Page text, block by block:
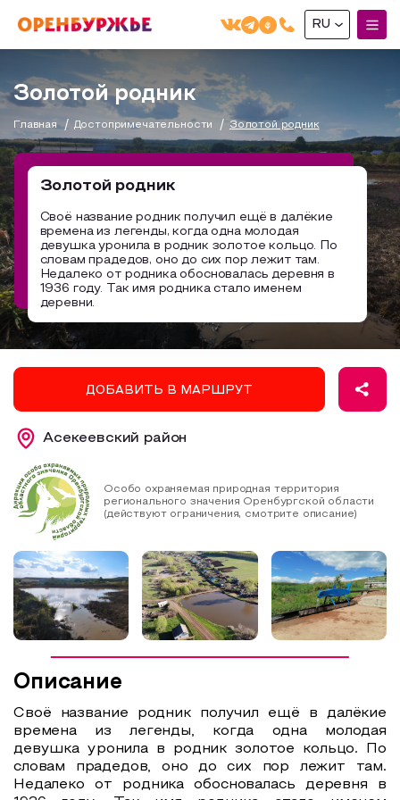
О РЕГИОНЕ
О регионе
Бузулук и Бузулукский район
Соль-Илецкий район
Саракташский район
МОЙ МАРШРУТ
Маршруты от туроператоров
Промышленный туризм
Пешеходный туризм
Сельский туризм
Автотуризм
Образовательный туризм
Маршруты от экскурсоводов
Все маршруты
Доступная среда
ГДЕ ПОЕСТЬ
ГДЕ ОСТАНОВИТЬСЯ
СУВЕНИРЫ
НАЦИОНАЛЬНЫЙ ТУРИСТСКИЙ МАРШРУТ
RU
Русский(RU)
Золотой родник
Главная Достопримечательности Золотой родник
Золотой родник
Своё название родник получил ещё в далёкие
времена из легенды, когда одна молодая
девушка уронила в родник золотое кольцо. По
словам прадедов, оно до сих пор лежит там.
Недалеко от родника обосновалась деревня в
1936 году. Так имя родника стало именем
деревни.
ДОБАВИТЬ В МАРШРУТ
Асекеевский район
Особо охраняемая природная территория
регионального значения Оренбургской области
(действуют ограничения, смотрите описание)
Описание
Своё название родник получил ещё в далёкие
времена из легенды, когда одна молодая
девушка уронила в родник золотое кольцо. По
словам прадедов, оно до сих пор лежит там.
Недалеко от родника обосновалась деревня в